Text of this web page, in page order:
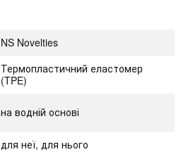
NS Novelties
Термопластичний еластомер
(TPE)
на водній основі
для неї, для нього